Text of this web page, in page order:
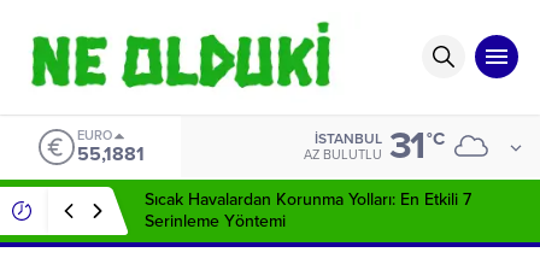
EURO
55,1881
İSTANBUL
AZ BULUTLU 31°C
Sıcak Havalardan Korunma Yolları: En Etkili 7
Serinleme Yöntemi